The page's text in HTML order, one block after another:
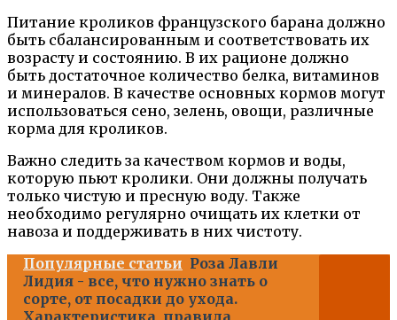
Питание кроликов французского барана должно
быть сбалансированным и соответствовать их
возрасту и состоянию. В их рационе должно
быть достаточное количество белка, витаминов
и минералов. В качестве основных кормов могут
использоваться сено, зелень, овощи, различные
корма для кроликов.
Важно следить за качеством кормов и воды,
которую пьют кролики. Они должны получать
только чистую и пресную воду. Также
необходимо регулярно очищать их клетки от
навоза и поддерживать в них чистоту.
Популярные статьи Роза Лавли
Лидия - все, что нужно знать о
сорте, от посадки до ухода.
Характеристика, правила